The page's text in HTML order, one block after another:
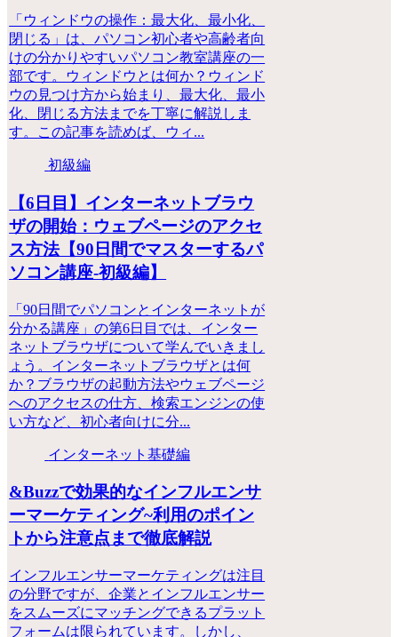
「ウィンドウの操作：最大化、最小化、
閉じる」は、パソコン初心者や高齢者向
けの分かりやすいパソコン教室講座の一
部です。ウィンドウとは何か？ウィンド
ウの見つけ方から始まり、最大化、最小
化、閉じる方法までを丁寧に解説しま
す。この記事を読めば、ウィ...
初級編
【6日目】インターネットブラウ
ザの開始：ウェブページのアクセ
ス方法【90日間でマスターするパ
ソコン講座-初級編】
「90日間でパソコンとインターネットが
分かる講座」の第6日目では、インター
ネットブラウザについて学んでいきまし
ょう。インターネットブラウザとは何
か？ブラウザの起動方法やウェブページ
へのアクセスの仕方、検索エンジンの使
い方など、初心者向けに分...
インターネット基礎編
&Buzzで効果的なインフルエンサ
ーマーケティング~利用のポイン
トから注意点まで徹底解説
インフルエンサーマーケティングは注目
の分野ですが、企業とインフルエンサー
をスムーズにマッチングできるプラット
フォームは限られています。しかし、